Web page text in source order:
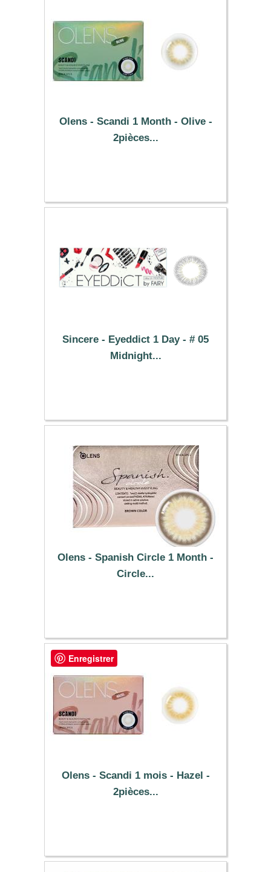
Olens - Scandi 1 Month - Olive -
2pièces...
Sincere - Eyeddict 1 Day - # 05
Midnight...
Olens - Spanish Circle 1 Month -
Circle...
Olens - Scandi 1 mois - Hazel -
2pièces...
Enregistrer